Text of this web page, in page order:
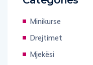
Minikurse
Drejtimet
Mjekësi